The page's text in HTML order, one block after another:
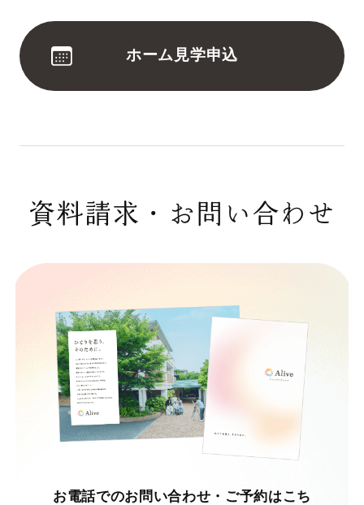
ホーム見学申込
資料請求・お問い合わせ
お電話でのお問い合わせ・ご予約はこち